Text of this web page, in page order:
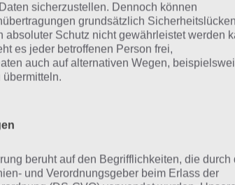
Becher, Zaun, Kuchen, Bogenfenster,
Band, heute, Busch
sicherzustellen. Dennoch können
grundsätzlich Sicherheitslücken
absoluter Schutz nicht gewährleistet werden
es jeder betroffenen Person frei,
auch auf alternativen Wegen,
beruht auf den Begrifflichkeiten, die durch
und Verordnungsgeber beim Erlass der